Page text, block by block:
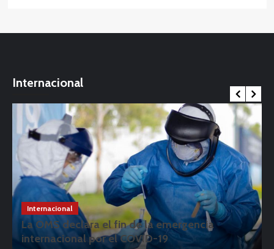
Internacional
Internacional
La OMS declara el fin de la emergencia
internacional por el COVID-19